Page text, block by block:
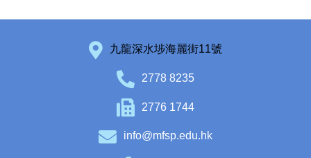
九龍深水埗海麗街11號
2778 8235
2776 1744
info@mfsp.edu.hk